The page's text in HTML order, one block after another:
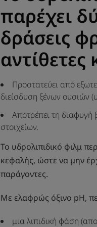
παρέχει
δράσεις
αντίθετες
Προστατεύει από
διείσδυση ξένων ουσιών
Αποτρέπει τη διαφυγή
στοιχείων.
Το υδρολιπιδικό φιλμ
κεφαλής, ώστε να μην
παράγοντες.
Με ελαφρώς όξινο pH,
μια λιπιδική φάση